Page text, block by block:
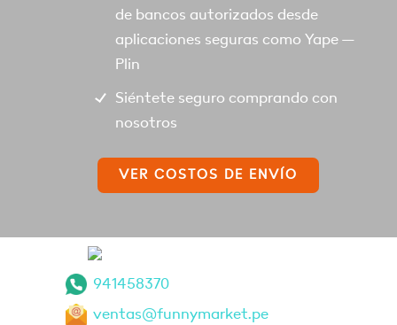
de bancos autorizados desde
aplicaciones seguras como Yape –
Plin
Siéntete seguro comprando con
nosotros
VER COSTOS DE ENVÍO
941458370
ventas@funnymarket.pe